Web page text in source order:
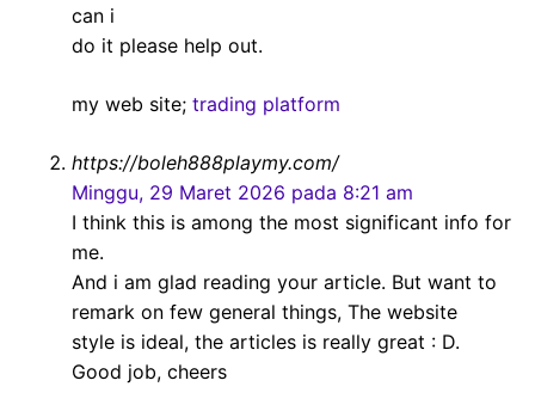
can i
do it please help out.
my web site; trading platform
https://boleh888playmy.com/
Minggu, 29 Maret 2026 pada 8:21 am
I think this is among the most significant info for
me.
And i am glad reading your article. But want to
remark on few general things, The website
style is ideal, the articles is really great : D.
Good job, cheers